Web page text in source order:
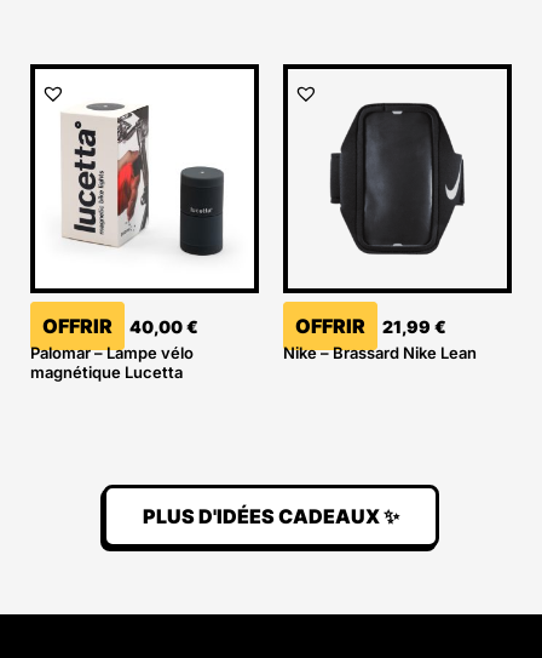
OFFRIR 40,00€
Palomar – Lampe vélo
magnétique Lucetta
OFFRIR 21,99 €
Nike – Brassard Nike Lean
PLUS D'IDÉES CADEAUX ✨